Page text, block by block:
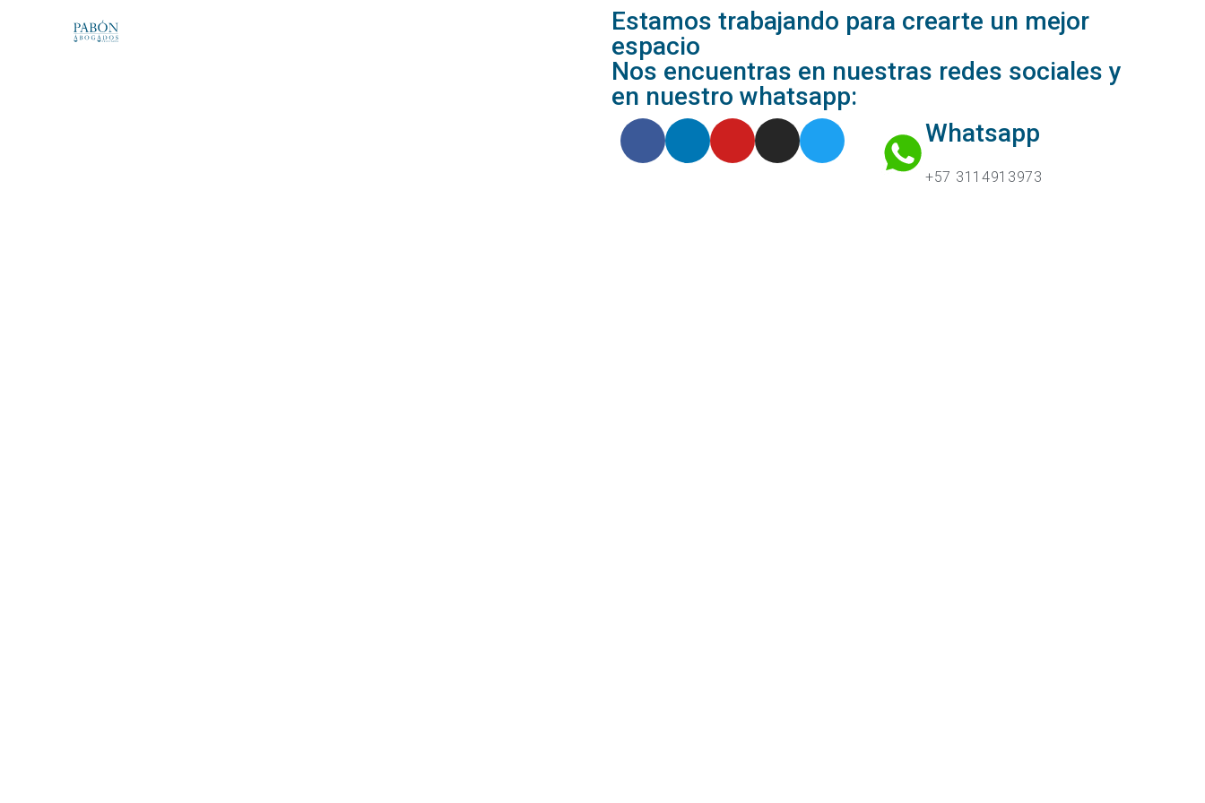
Estamos trabajando para crearte un mejor
espacio
Nos encuentras en nuestras redes sociales y
en nuestro whatsapp:
Whatsapp
+57 3114913973